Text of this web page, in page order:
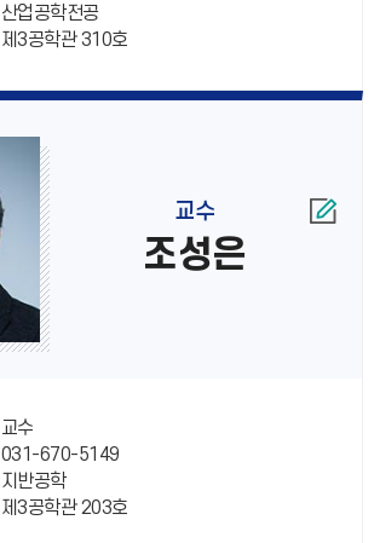
산업공학전공
제3공학관 310호
교수
조성은
교수
031-670-5149
지반공학
제3공학관 203호